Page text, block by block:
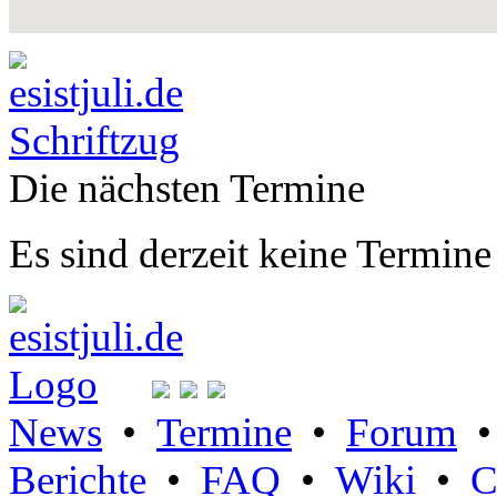
Die nächsten Termine
Es sind derzeit keine
News • Termine • Forum
Berichte • FAQ • Wiki •